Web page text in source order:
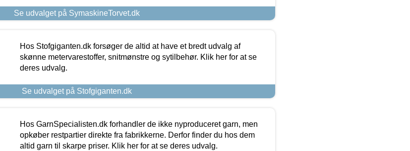
Se udvalget på SymaskineTorvet.dk
Hos Stofgiganten.dk forsøger de altid at have et bredt udvalg af
skønne metervarestoffer, snitmønstre og sytilbehør. Klik her for at se
deres udvalg.
Se udvalget på Stofgiganten.dk
Hos GarnSpecialisten.dk forhandler de ikke nyproduceret garn, men
opkøber restpartier direkte fra fabrikkerne. Derfor finder du hos dem
altid garn til skarpe priser. Klik her for at se deres udvalg.